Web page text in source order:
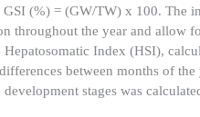
GSI (%) = (GW/TW) x 100. The
throughout the year and allow
Hepatosomatic Index (HSI),
between months of the
stages was